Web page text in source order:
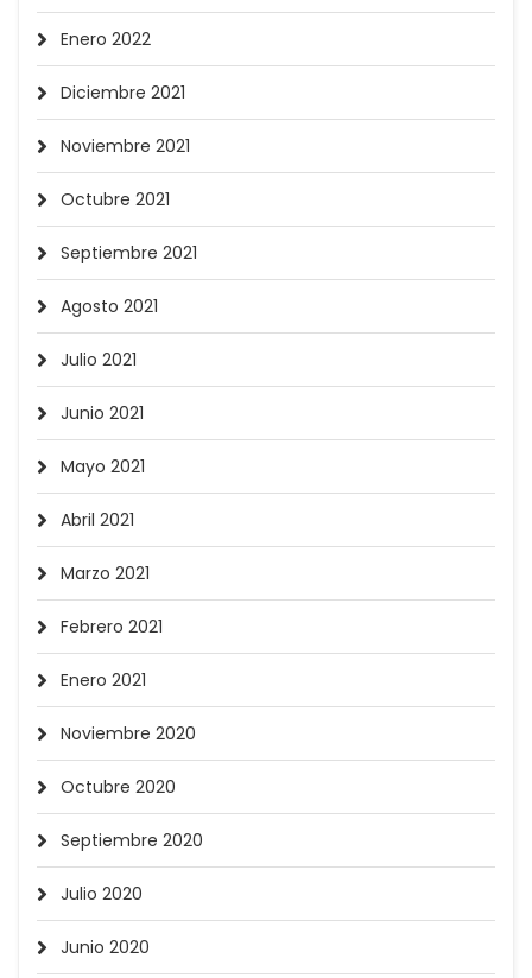
Enero 2022
Diciembre 2021
Noviembre 2021
Octubre 2021
Septiembre 2021
Agosto 2021
Julio 2021
Junio 2021
Mayo 2021
Abril 2021
Marzo 2021
Febrero 2021
Enero 2021
Noviembre 2020
Octubre 2020
Septiembre 2020
Julio 2020
Junio 2020